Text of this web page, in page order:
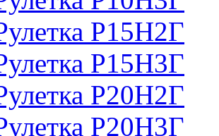
Р15Н2Г
Р15Н3Г
Р20Н2Г
Р20Н3Г